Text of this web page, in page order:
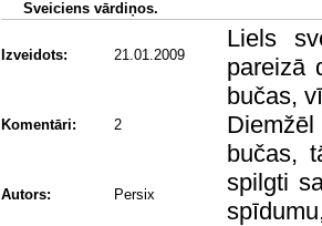
Sveiciens vārdiņos.
Izveidots: 21.01.2009
Liels
pareizā
bučas,
bučas,
spilgti
Komentāri: 2
Autors: Persix